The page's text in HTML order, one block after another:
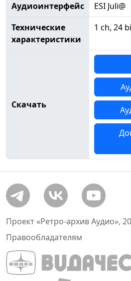
Аудиоинтерфейс
ESI Juli@
Технические
характеристики
1 ch, 24
Скачать
Проект «Ретро-архив Аудио»,
Правообладателям